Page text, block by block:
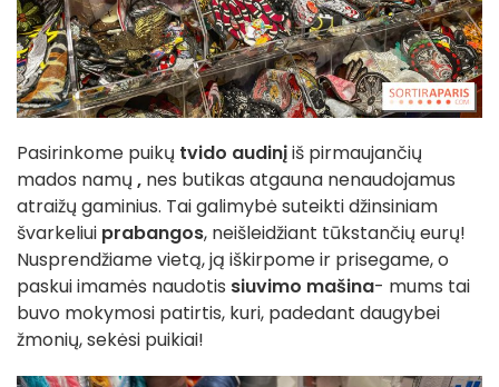
Pasirinkome puikų tvido audinįiš pirmaujančių
mados namų , nes butikas atgauna nenaudojamus
atraižų gaminius. Tai galimybė suteikti džinsiniam
švarkeliui prabangos, neišleidžiant tūkstančių eurų!
Nusprendžiame vietą, ją iškirpome ir prisegame, o
paskui imamės naudotis siuvimo mašina- mums tai
buvo mokymosi patirtis, kuri, padedant daugybei
žmonių, sekėsi puikiai!